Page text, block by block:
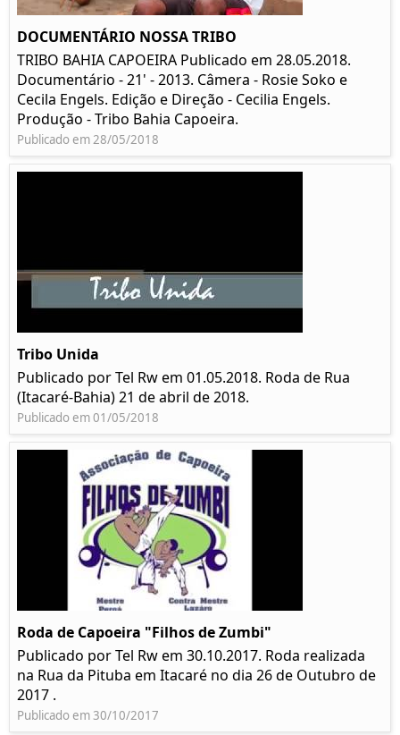
DOCUMENTÁRIO NOSSA TRIBO
TRIBO BAHIA CAPOEIRA Publicado em 28.05.2018.
Documentário - 21' - 2013. Câmera - Rosie Soko e
Cecila Engels. Edição e Direção - Cecilia Engels.
Produção - Tribo Bahia Capoeira.
Publicado em 28/05/2018
Tribo Unida
Publicado por Tel Rw em 01.05.2018. Roda de Rua
(Itacaré-Bahia) 21 de abril de 2018.
Publicado em 01/05/2018
Roda de Capoeira "Filhos de Zumbi"
Publicado por Tel Rw em 30.10.2017. Roda realizada
na Rua da Pituba em Itacaré no dia 26 de Outubro de
2017 .
Publicado em 30/10/2017